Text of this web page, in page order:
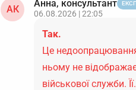
АК
Анна, консультант
06.08.2026 | 22:05
Так.
Це
ньому не
військової служби.